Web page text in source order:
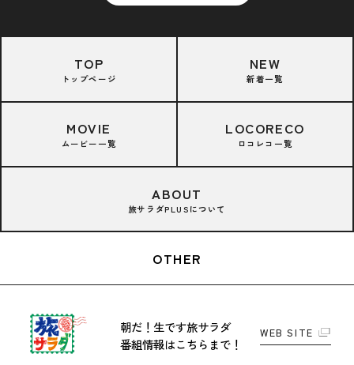
TOP
トップページ
NEW
新着一覧
MOVIE
ムービー一覧
LOCORECO
ロコレコ一覧
ABOUT
旅サラダPLUSについて
OTHER
朝だ！生です旅サラダ
番組情報はこちらまで！
WEB SITE